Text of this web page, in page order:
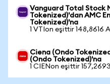
Vanguard Total Stock
Tokenized)'dan AMC
Tokenized)'na
1 VTIon eşittir 148,8616
Ciena (Ondo
(Ondo Tokenized)'na
1 CIENon eşittir